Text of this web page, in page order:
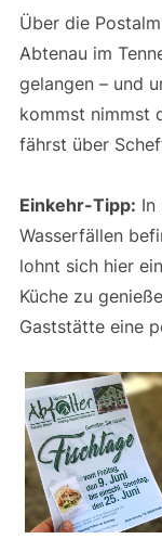
Über die
Abtenau im
gelangen – und
kommst nimmst
fährst über
Einkehr-Tipp: In
Wasserfällen
lohnt sich hier
Küche zu
Gaststätte eine